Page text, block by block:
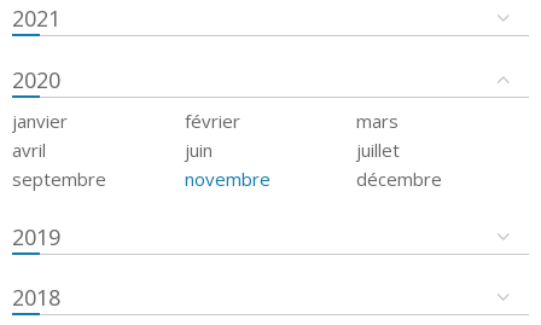
2021
2020
janvier février
mars
avril
juin
juillet
septembre
novembre décembre
2019
2018